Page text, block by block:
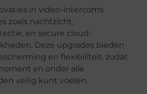
in video-intercoms
zoals nachtzicht,
en secure cloud-
Deze upgrades bieden
en flexibiliteit, zodat
en onder alle
veilig kunt voelen.